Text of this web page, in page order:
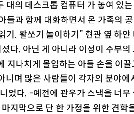
의 데스크톱 컴퓨터 가 놓여 있는
들과 함께 대화하면서 온 가족의
기. 활쏘기 놀이하기” 현관 옆 하얀
다. 아닌 게 아니라 이정이 주부의
지나치게 몰입하는 아들 손을 이
며 많은 사람들이 각자의 분야에
었다. -예전에 관우가 스낵을 너무
지막으로 단 한 가정을 위한 견학